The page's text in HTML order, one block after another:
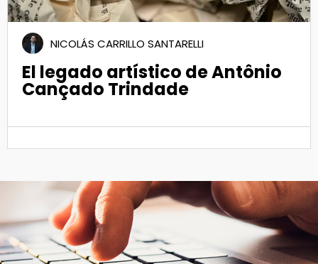
NICOLÁS CARRILLO SANTARELLI
El legado artístico de Antônio
Cançado Trindade